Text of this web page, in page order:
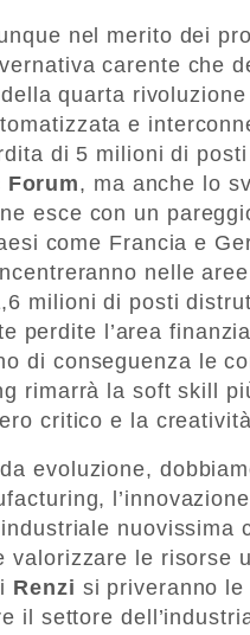
nel merito dei
carente che
quarta
e
di 5 milioni di
, ma anche lo
esce con un
come Francia e
nelle
milioni di posti
perdite l’area
di conseguenza le
rimarrà la soft skill
critico e la
evoluzione,
nuovissima
le risorse
Renzi si priveranno
il settore